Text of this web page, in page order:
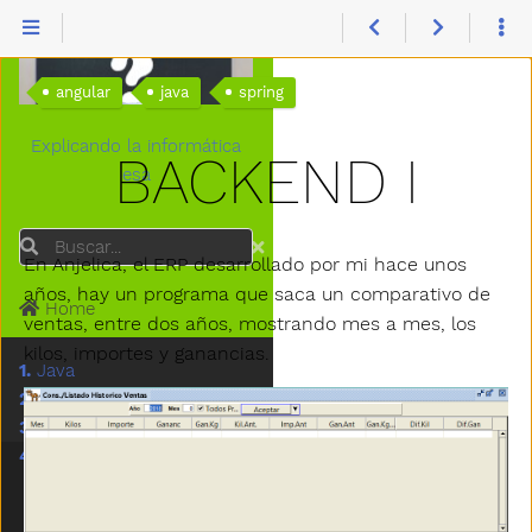
angular java spring
BACKEND I
En Anjelica, el ERP desarrollado por mi hace unos
años, hay un programa que saca un comparativo de
ventas, entre dos años, mostrando mes a mes, los
kilos, importes y ganancias.
Explicando la informática
esa
Buscar
Home
1. Java
2.Spring
3.Hugo
4.